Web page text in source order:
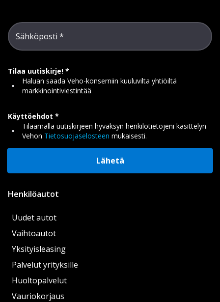
Sähköposti
Tilaa uutiskirje!
Haluan saada Veho-konserniin kuuluvilta yhtiöiltä
markkinointiviestintää
Käyttöehdot
Tilaamalla uutiskirjeen hyväksyn henkilötietojeni käsittelyn
Vehon Tietosuojaselosteen mukaisesti.
Lähetä
Henkilöautot
Uudet autot
Vaihtoautot
Yksityisleasing
Palvelut yrityksille
Huoltopalvelut
Vauriokorjaus